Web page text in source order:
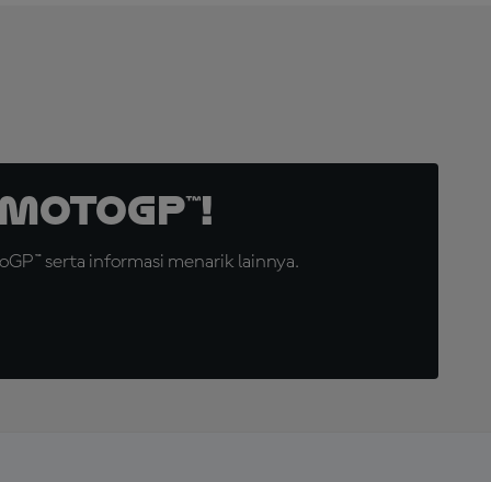
serta informasi menarik lainnya.